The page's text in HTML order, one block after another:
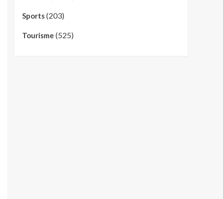
Sports(203)
Tourisme (525)